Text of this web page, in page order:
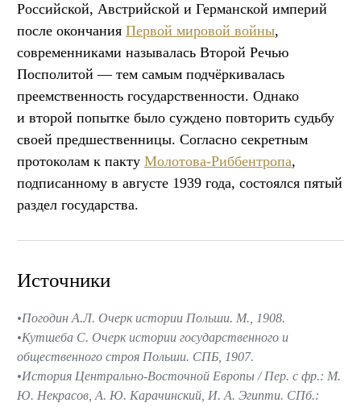
Российской, Австрийской и Германской империй
после окончания Первой мировой войны,
современниками называлась Второй Речью
Посполитой — тем самым подчёркивалась
преемственность государственности. Однако
и второй попытке было суждено повторить судьбу
своей предшественницы. Согласно секретным
протоколам к пакту Молотова-Риббентропа,
подписанному в августе 1939 года, состоялся пятый
раздел государства.
Источники
Погодин А.Л. Очерк истории Польши. М., 1908.
Кутшеба С. Очерк истории государственного и
общественного строя Польши. СПБ, 1907.
История Центрально-Восточной Европы / Пер. с фр.: М.
Ю. Некрасов, А. Ю. Карачинский, И. А. Эгипти. СПб.: